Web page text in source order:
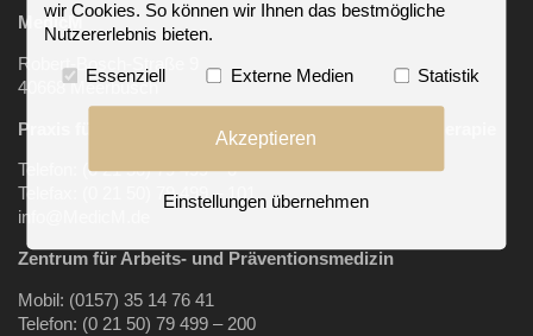
MedicM
Robert-Bosch-Straße 9
40668 Meerbusch
Praxis für Allgemeinmedizin, Sportmedizin, Chirotherapie
Telefon: (0 21 50) 79 499 – 0
Telefax: (0 21 50) 79 499 – 101
info@MedicM.de
Zentrum für Arbeits- und Präventionsmedizin
Mobil: (0157) 35 14 76 41
Telefon: (0 21 50) 79 499 – 200
wir Cookies. So können wir Ihnen das bestmögliche
Nutzererlebnis bieten.
Essenziell Externe Medien Statistik
Akzeptieren
Einstellungen übernehmen